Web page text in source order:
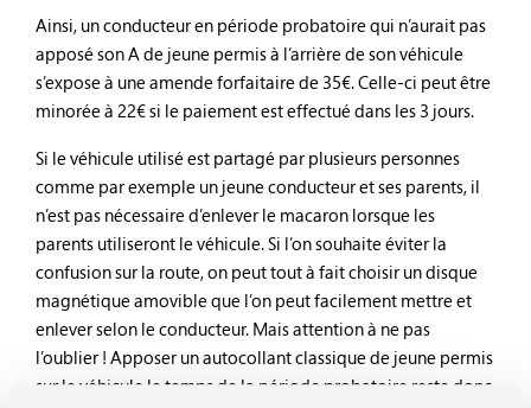
Ainsi, un conducteur en période probatoire qui n’aurait pas
apposé son A de jeune permis à l’arrière de son véhicule
s’expose à une amende forfaitaire de 35€. Celle-ci peut être
minorée à 22€ si le paiement est effectué dans les 3 jours.
Si le véhicule utilisé est partagé par plusieurs personnes
comme par exemple un jeune conducteur et ses parents, il
n’est pas nécessaire d’enlever le macaron lorsque les
parents utiliseront le véhicule. Si l’on souhaite éviter la
confusion sur la route, on peut tout à fait choisir un disque
magnétique amovible que l’on peut facilement mettre et
enlever selon le conducteur. Mais attention à ne pas
l’oublier ! Apposer un autocollant classique de jeune permis
sur le véhicule le temps de la période probatoire reste donc